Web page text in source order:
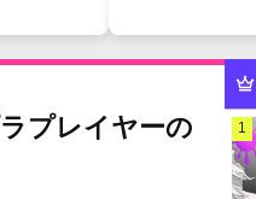
プレイヤーの
1